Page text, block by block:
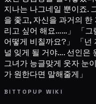
지나는 나그네일 뿐이죠.
을 좇고, 자신을 과거의
리고 싶어 해요……」 「그
어떻게 비칠까요?」 「넌
널 잊게 될 거야…. 선인은
그녀가 능글맞게 웃자 눈
가 원한다면 말해줄게」
BITTOPUP WIKI